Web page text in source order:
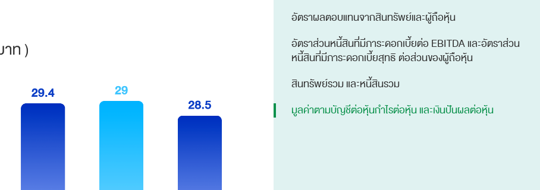
อัตราผลตอบแทนจากสินทรัพย์และผู้ถือหุ้น
อัตราส่วนหนี้สินที่มีภาระดอกเบี้ยต่อ EBITDA และอัตราส่วน
หนี้สินที่มีภาระดอกเบี้ยสุทธิ ต่อส่วนของผู้ถือหุ้น
สินทรัพย์รวม และหนี้สินรวม
มูลค่าตามบัญชีต่อหุ้นกำไรต่อหุ้น และเงินปันผลต่อหุ้น